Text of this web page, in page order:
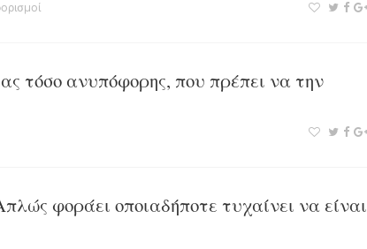
τόσο ανυπόφορης, που πρέπει να την
φοράει οποιαδήποτε τυχαίνει να είναι